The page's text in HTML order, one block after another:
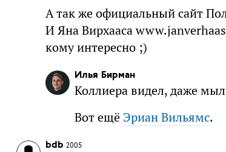
А так же официальный сайт
И Яна Вирхааса
кому интересно ;)
Илья Бирман
Коллиера видел, даже
Вот ещё Эриан Вильямс.
bdb 2005